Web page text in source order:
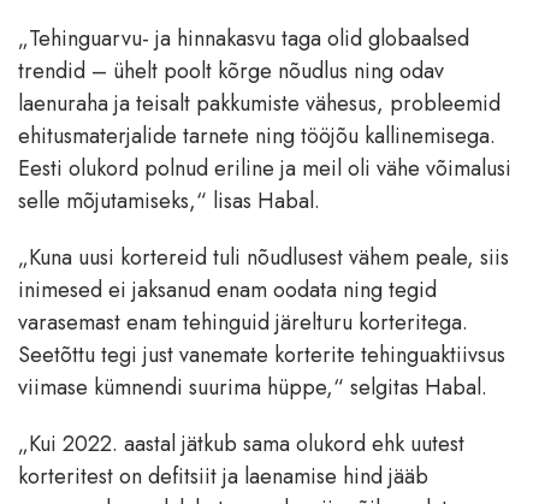
„Tehinguarvu- ja hinnakasvu taga olid globaalsed
trendid – ühelt poolt kõrge nõudlus ning odav
laenuraha ja teisalt pakkumiste vähesus, probleemid
ehitusmaterjalide tarnete ning tööjõu kallinemisega.
Eesti olukord polnud eriline ja meil oli vähe võimalusi
selle mõjutamiseks,“ lisas Habal.
„Kuna uusi kortereid tuli nõudlusest vähem peale, siis
inimesed ei jaksanud enam oodata ning tegid
varasemast enam tehinguid järelturu korteritega.
Seetõttu tegi just vanemate korterite tehinguaktiivsus
viimase kümnendi suurima hüppe,“ selgitas Habal.
„Kui 2022. aastal jätkub sama olukord ehk uutest
korteritest on defitsiit ja laenamise hind jääb